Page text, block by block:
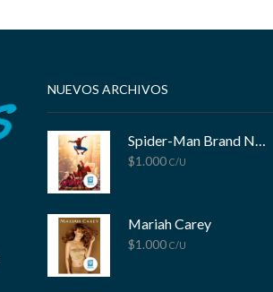
NUEVOS ARCHIVOS
$1.000 C/U
Mariah Carey
$1.000 C/U